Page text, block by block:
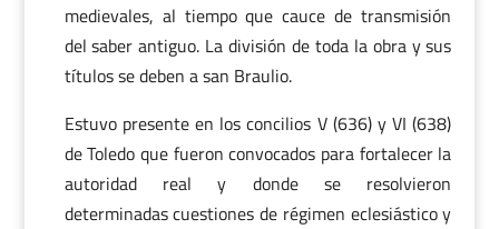
medievales, al tiempo que cauce de transmisión
del saber antiguo. La división de toda la obra y sus
títulos se deben a san Braulio.
Estuvo presente en los concilios V (636) y VI (638)
de Toledo que fueron convocados para fortalecer la
autoridad real y donde se resolvieron
determinadas cuestiones de régimen eclesiástico y